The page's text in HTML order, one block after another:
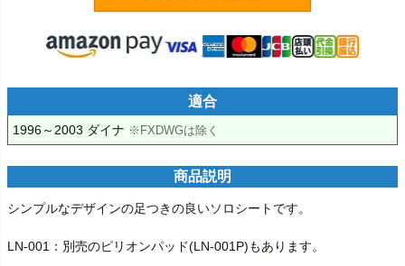
適合
1996～2003 ダイナ ※FXDWGは除く
商品説明
シンプルなデザインの足つきの良いソロシートです。
LN-001：別売のピリオンパッド(LN-001P)もあります。